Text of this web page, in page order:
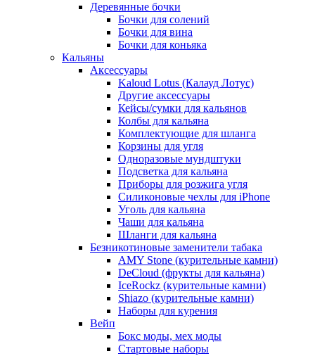
Деревянные бочки
Бочки для солений
Бочки для вина
Бочки для коньяка
Кальяны
Аксессуары
Kaloud Lotus (Калауд Лотус)
Другие аксессуары
Кейсы/сумки для кальянов
Колбы для кальяна
Комплектующие для шланга
Корзины для угля
Одноразовые мундштуки
Подсветка для кальяна
Приборы для розжига угля
Силиконовые чехлы для iPhone
Уголь для кальяна
Чаши для кальяна
Шланги для кальяна
Безникотиновые заменители табака
AMY Stone (курительные камни)
DeCloud (фрукты для кальяна)
IceRockz (курительные камни)
Shiazo (курительные камни)
Наборы для курения
Вейп
Бокс моды, мех моды
Стартовые наборы